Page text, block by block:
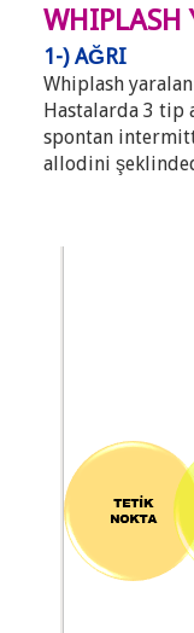
WHIPLASH
1-) AĞRI
Whiplash
Hastalarda 3 tip
spontan
allodini